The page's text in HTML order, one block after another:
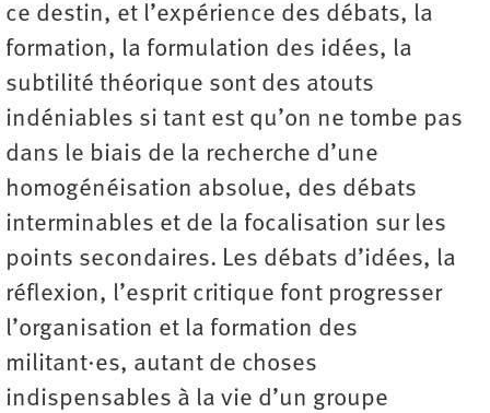
ce destin, et l’expérience des débats, la
formation, la formulation des idées, la
subtilité théorique sont des atouts
indéniables si tant est qu’on ne tombe pas
dans le biais de la recherche d’une
homogénéisation absolue, des débats
interminables et de la focalisation sur les
points secondaires. Les débats d’idées, la
réflexion, l’esprit critique font progresser
l’organisation et la formation des
militant·es, autant de choses
indispensables à la vie d’un groupe